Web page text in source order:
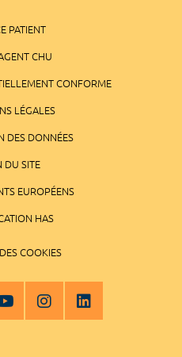
PATIENT
CHU
CONFORME
LÉGALES
DES DONNÉES
DU SITE
EUROPÉENS
HAS
COOKIES